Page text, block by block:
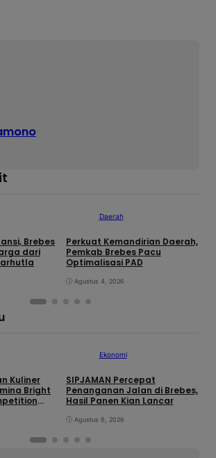
Brebes
dari
Daerah
Perkuat Kemandirian Daerah,
Pemkab Brebes Pacu
Optimalisasi PAD
Agustus 4, 2026
Kuliner
Bright
Ekonomi
SIPJAMAN Percepat
Penanganan Jalan di Brebes,
Hasil Panen Kian Lancar
Agustus 6, 2026